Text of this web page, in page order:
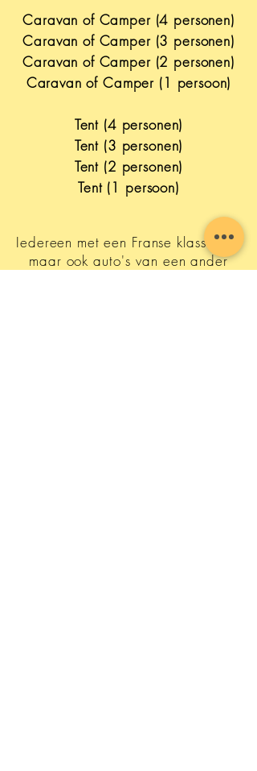
Caravan of Camper (4 personen)
Caravan of Camper (3 personen)
Caravan of Camper (2 personen)
Caravan of Camper (1 persoon)
Tent (4 personen)
Tent (3 personen)
Tent (2 personen)
Tent (1 persoon)
Iedereen met een Franse klassieker,
maar ook auto's van een ander